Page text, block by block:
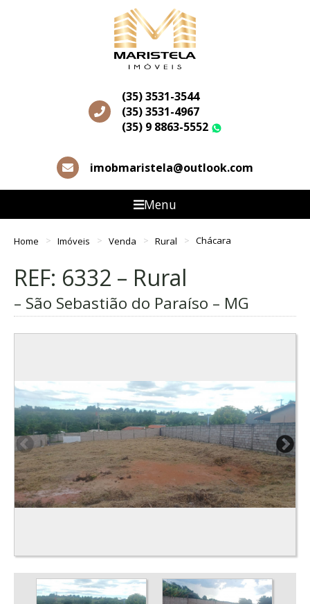
(35) 3531-3544
(35) 3531-4967
(35) 9 8863-5552
imobmaristela@outlook.com
Menu
Home Imóveis Venda Rural Chácara
REF: 6332 – Rural
– São Sebastião do Paraíso – MG